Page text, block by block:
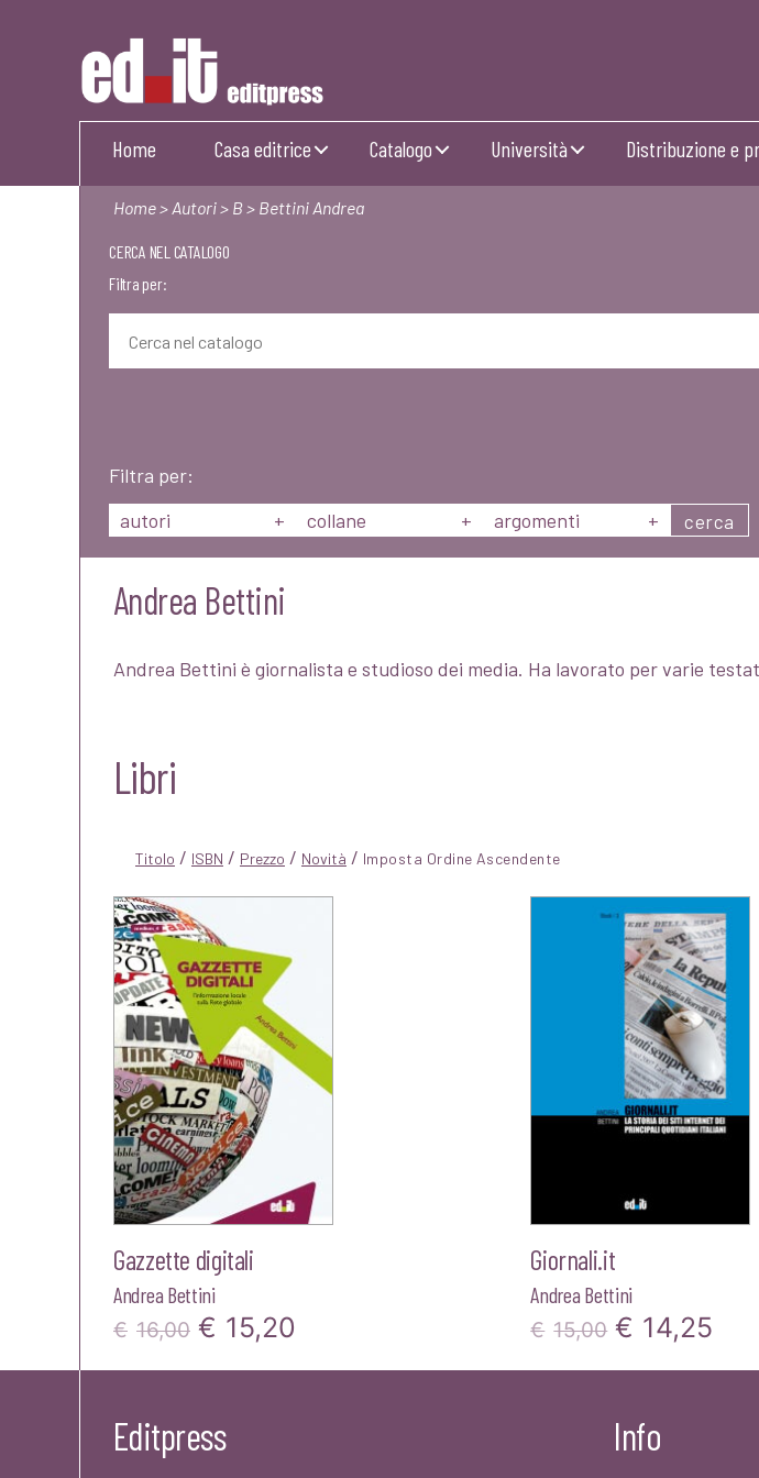
Editpress
Home Casa editrice Catalogo Università Distribuzione e
Home> Autori> B> Bettini Andrea
CERCA NEL CATALOGO
Filtra per:
Filtra per:
autori
+ collane + argomenti + cerca
Andrea Bettini
Andrea Bettini è giornalista e studioso dei media. Ha lavorato per varie
Libri
Titolo / ISBN / Prezzo / Novità /
Gazzette digitali
Andrea Bettini
€ 16,00 Il
prezzo
era:
€ 15,20
prezzo
Giornali.it
Andrea Bettini
€ 15,00 Il
prezzo
era:
€ 14,25
Editpress Info